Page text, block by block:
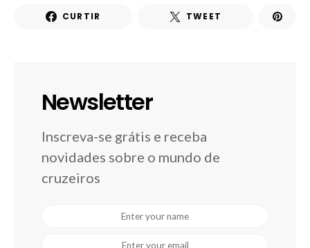
CURTIR TWEET
Newsletter
Inscreva-se grátis e receba
novidades sobre o mundo de
cruzeiros